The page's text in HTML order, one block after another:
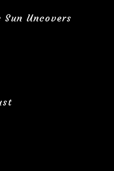
Uncovers